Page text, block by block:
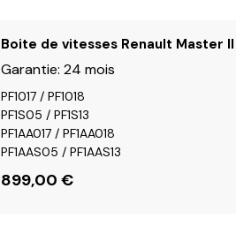
Boite de vitesses Renault Master
Garantie: 24 mois
PF1017 / PF1018
PF1S05 / PF1S13
PF1AA017 / PF1AA018
PF1AAS05 / PF1AAS13
899,00 €